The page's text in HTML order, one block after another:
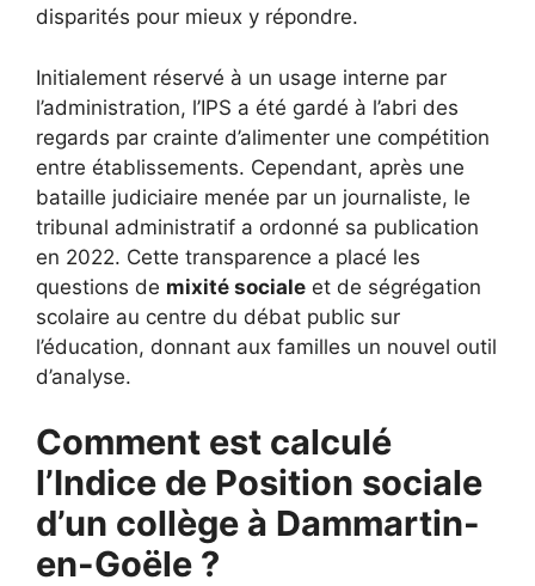
disparités pour mieux y répondre.
Initialement réservé à un usage interne par
l’administration, l’IPS a été gardé à l’abri des
regards par crainte d’alimenter une compétition
entre établissements. Cependant, après une
bataille judiciaire menée par un journaliste, le
tribunal administratif a ordonné sa publication
en 2022. Cette transparence a placé les
questions de mixité sociale et de ségrégation
scolaire au centre du débat public sur
l’éducation, donnant aux familles un nouvel outil
d’analyse.
Comment est calculé
l’Indice de Position sociale
d’un collège à Dammartin-
en-Goële ?